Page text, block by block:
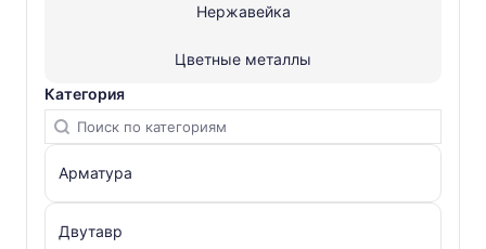
Нержавейка
Цветные металлы
Категория
Арматура
Двутавр